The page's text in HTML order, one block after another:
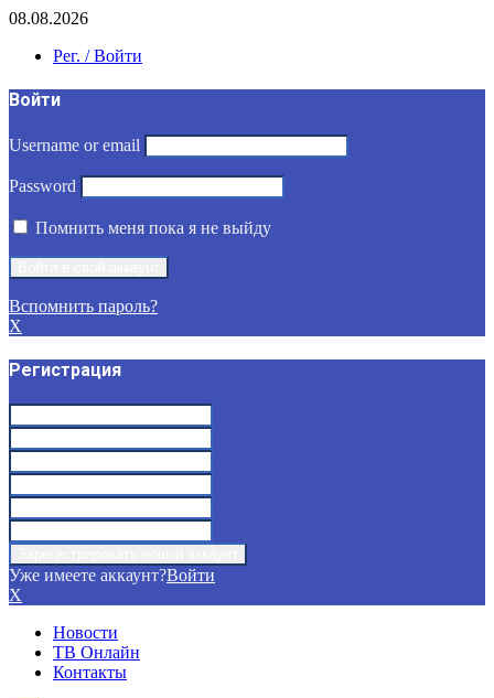
08.08.2026
Рег. / Войти
Войти
Username or email
Password
Помнить меня пока я не выйду
Вспомнить пароль?
X
Регистрация
Уже имеете аккаунт?Войти
X
Новости
ТВ Онлайн
Контакты